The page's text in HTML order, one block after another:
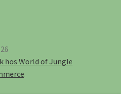
hos World of Jungle
.